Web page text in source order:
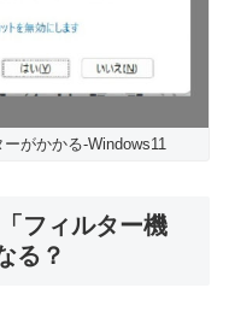
がかかる-Windows11
フィルター機
る？